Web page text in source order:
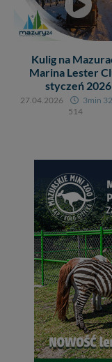
Kulig na
Marina Lester
styczeń 2026
27.04.2026
3min
514
cookies. Twoja
tych plików - w
zrobić za Ciebie.
Dziękujemy, i
nowo...